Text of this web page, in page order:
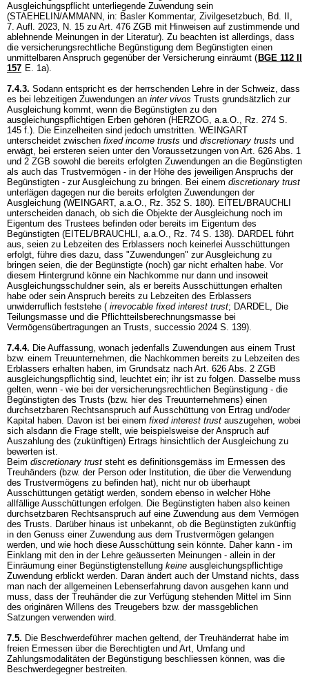
Ausgleichungspflicht unterliegende Zuwendung sein
(STAEHELIN/AMMANN, in: Basler Kommentar, Zivilgesetzbuch, Bd. II,
7. Aufl. 2023, N. 15 zu Art. 476 ZGB mit Hinweisen auf zustimmende und
ablehnende Meinungen in der Literatur). Zu beachten ist allerdings, dass
die versicherungsrechtliche Begünstigung dem Begünstigten einen
unmittelbaren Anspruch gegenüber der Versicherung einräumt ( BGE 112 II
157 E. 1a).
7.4.3. Sodann entspricht es der herrschenden Lehre in der Schweiz, dass
es bei lebzeitigen Zuwendungen an inter vivos Trusts grundsätzlich zur
Ausgleichung kommt, wenn die Begünstigten zu den
ausgleichungspflichtigen Erben gehören (HERZOG, a.a.O., Rz. 274 S.
145 f.). Die Einzelheiten sind jedoch umstritten. WEINGART
unterscheidet zwischen fixed income trusts und discretionary trusts und
erwägt, bei ersteren seien unter den Voraussetzungen von Art. 626 Abs. 1
und 2 ZGB sowohl die bereits erfolgten Zuwendungen an die Begünstigten
als auch das Trustvermögen - in der Höhe des jeweiligen Anspruchs der
Begünstigten - zur Ausgleichung zu bringen. Bei einem discretionary trust
unterlägen dagegen nur die bereits erfolgten Zuwendungen der
Ausgleichung (WEINGART, a.a.O., Rz. 352 S. 180). EITEL/BRAUCHLI
unterscheiden danach, ob sich die Objekte der Ausgleichung noch im
Eigentum des Trustees befinden oder bereits im Eigentum des
Begünstigten (EITEL/BRAUCHLI, a.a.O., Rz. 74 S. 138). DARDEL führt
aus, seien zu Lebzeiten des Erblassers noch keinerlei Ausschüttungen
erfolgt, führe dies dazu, dass "Zuwendungen" zur Ausgleichung zu
bringen seien, die der Begünstigte (noch) gar nicht erhalten habe. Vor
diesem Hintergrund könne ein Nachkomme nur dann und insoweit
Ausgleichungsschuldner sein, als er bereits Ausschüttungen erhalten
habe oder sein Anspruch bereits zu Lebzeiten des Erblassers
unwiderruflich feststehe ( irrevocable fixed interest trust; DARDEL, Die
Teilungsmasse und die Pflichtteilsberechnungsmasse bei
Vermögensübertragungen an Trusts, successio 2024 S. 139).
7.4.4. Die Auffassung, wonach jedenfalls Zuwendungen aus einem Trust
bzw. einem Treuunternehmen, die Nachkommen bereits zu Lebzeiten des
Erblassers erhalten haben, im Grundsatz nach Art. 626 Abs. 2 ZGB
ausgleichungspflichtig sind, leuchtet ein; ihr ist zu folgen. Dasselbe muss
gelten, wenn - wie bei der versicherungsrechtlichen Begünstigung - die
Begünstigten des Trusts (bzw. hier des Treuunternehmens) einen
durchsetzbaren Rechtsanspruch auf Ausschüttung von Ertrag und/oder
Kapital haben. Davon ist bei einem fixed interest trust auszugehen, wobei
sich alsdann die Frage stellt, wie beispielsweise der Anspruch auf
Auszahlung des (zukünftigen) Ertrags hinsichtlich der Ausgleichung zu
bewerten ist.
Beim discretionary trust steht es definitionsgemäss im Ermessen des
Treuhänders (bzw. der Person oder Institution, die über die Verwendung
des Trustvermögens zu befinden hat), nicht nur ob überhaupt
Ausschüttungen getätigt werden, sondern ebenso in welcher Höhe
allfällige Ausschüttungen erfolgen. Die Begünstigten haben also keinen
durchsetzbaren Rechtsanspruch auf eine Zuwendung aus dem Vermögen
des Trusts. Darüber hinaus ist unbekannt, ob die Begünstigten zukünftig
in den Genuss einer Zuwendung aus dem Trustvermögen gelangen
werden, und wie hoch diese Ausschüttung sein könnte. Daher kann - im
Einklang mit den in der Lehre geäusserten Meinungen - allein in der
Einräumung einer Begünstigtenstellung keine ausgleichungspflichtige
Zuwendung erblickt werden. Daran ändert auch der Umstand nichts, dass
man nach der allgemeinen Lebenserfahrung davon ausgehen kann und
muss, dass der Treuhänder die zur Verfügung stehenden Mittel im Sinn
des originären Willens des Treugebers bzw. der massgeblichen
Satzungen verwenden wird.
7.5. Die Beschwerdeführer machen geltend, der Treuhänderrat habe im
freien Ermessen über die Berechtigten und Art, Umfang und
Zahlungsmodalitäten der Begünstigung beschliessen können, was die
Beschwerdegegner bestreiten.